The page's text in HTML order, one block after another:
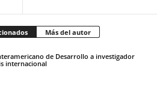
Más del autor
de Desarrollo a investigador
internacional